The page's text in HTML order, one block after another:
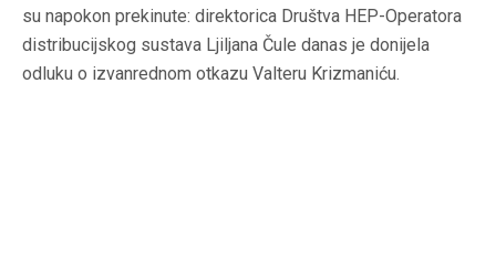
su napokon prekinute: direktorica Društva HEP-Operatora
distribucijskog sustava Ljiljana Čule danas je donijela
odluku o izvanrednom otkazu Valteru Krizmaniću.